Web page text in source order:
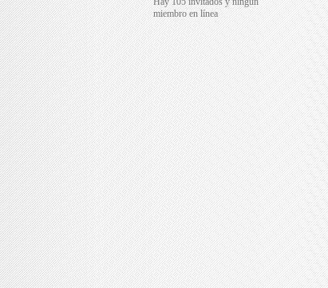
miembro en línea